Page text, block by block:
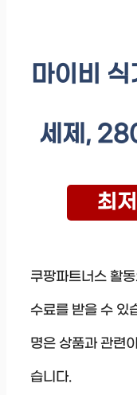
마이비 식
세제,
최
쿠팡파트너스 활
수료를 받을 수 있
명은 상품과 관련
습니다.